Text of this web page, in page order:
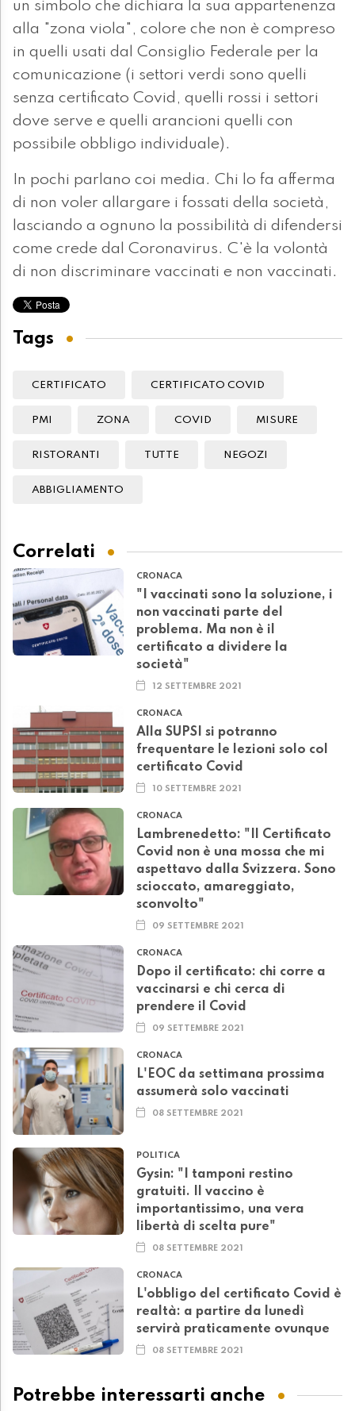
un simbolo che dichiara la sua appartenenza
alla "zona viola", colore che non è compreso
in quelli usati dal Consiglio Federale per la
comunicazione (i settori verdi sono quelli
senza certificato Covid, quelli rossi i settori
dove serve e quelli arancioni quelli con
possibile obbligo individuale).
In pochi parlano coi media. Chi lo fa afferma
di non voler allargare i fossati della società,
lasciando a ognuno la possibilità di difendersi
come crede dal Coronavirus. C'è la volontà
di non discriminare vaccinati e non vaccinati.
Tags
CERTIFICATO CERTIFICATO COVID
PMI ZONA COVID MISURE
RISTORANTI TUTTE NEGOZI
ABBIGLIAMENTO
Correlati
CRONACA
"I vaccinati sono la soluzione, i
non vaccinati parte del
problema. Ma non è il
certificato a dividere la
società"
12 SETTEMBRE 2021
CRONACA
Alla SUPSI si potranno
frequentare le lezioni solo col
certificato Covid
10 SETTEMBRE 2021
CRONACA
Lambrenedetto: "Il Certificato
Covid non è una mossa che mi
aspettavo dalla Svizzera. Sono
scioccato, amareggiato,
sconvolto"
09 SETTEMBRE 2021
CRONACA
Dopo il certificato: chi corre a
vaccinarsi e chi cerca di
prendere il Covid
09 SETTEMBRE 2021
CRONACA
L'EOC da settimana prossima
assumerà solo vaccinati
08 SETTEMBRE 2021
POLITICA
Gysin: "I tamponi restino
gratuiti. Il vaccino è
importantissimo, una vera
libertà di scelta pure"
08 SETTEMBRE 2021
CRONACA
L'obbligo del certificato Covid è
realtà: a partire da lunedì
servirà praticamente ovunque
08 SETTEMBRE 2021
Potrebbe interessarti anche